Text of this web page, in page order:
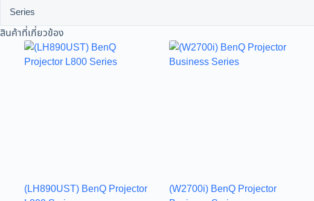
Series
สินค้าที่เกี่ยวข้อง
(LH890UST) BenQ Projector
(W2700i) BenQ Projector